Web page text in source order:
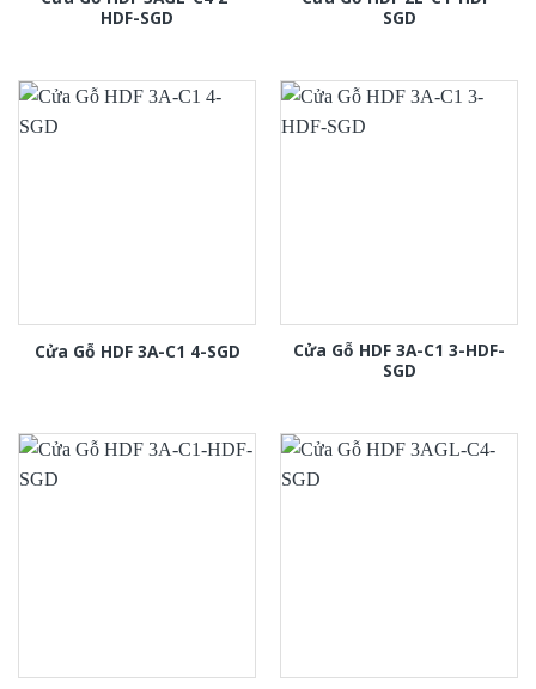
HDF-SGD
SGD
Cửa Gỗ HDF 3A-C1 4-SGD
Cửa Gỗ HDF 3A-C1 3-HDF-
SGD